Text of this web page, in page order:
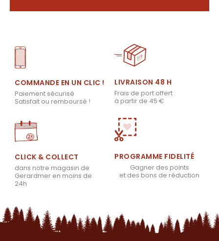
COMMANDE EN UN CLIC !
Paiement sécurisé
Satisfait ou remboursé !
LIVRAISON 48 H
Frais de port offert
à partir de 45 €
CLICK & COLLECT
dans notre magasin de
Gerardmer en moins de
24h
PROGRAMME FIDELITÉ
Gagner des points
et des bons de réduction